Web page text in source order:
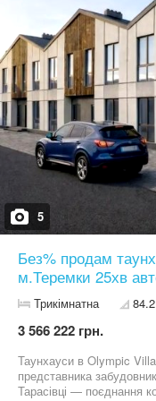
відеоспостереження •
зона для мешканців
безготівковий
будівництва •
попередній договір •
земельною ділянкою
середовище для життя,
безпека та атмосфера
5
Без% продам
м.Теремки 25хв
Трикімнатна
3 566 222 грн.
Таунхауси в Olympic
представника
Тарасівці — поєднання